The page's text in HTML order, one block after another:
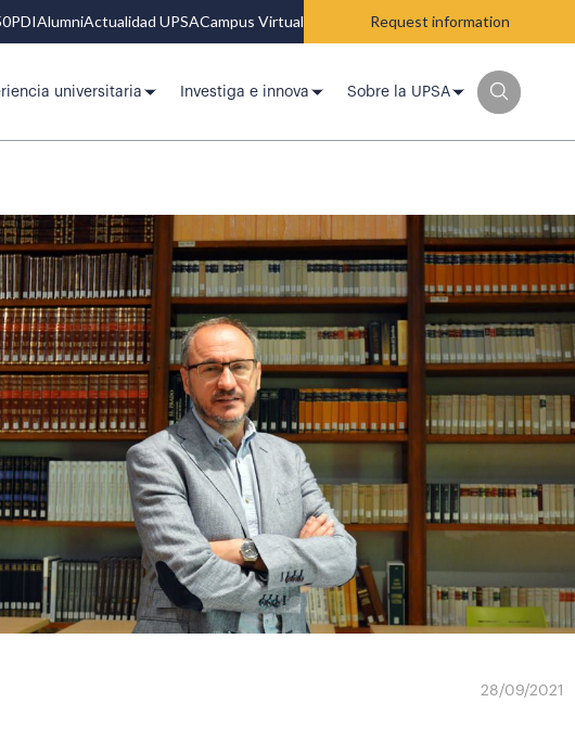
PDIAlumniActualidad UPSACampus Virtual Request information
universitaria Investiga e innova Sobre la UPSA
28/09/2021